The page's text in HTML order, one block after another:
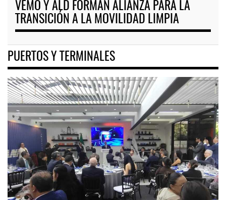
VEMO Y ALD FORMAN ALIANZA PARA LA
TRANSICIÓN A LA MOVILIDAD LIMPIA
PUERTOS Y TERMINALES